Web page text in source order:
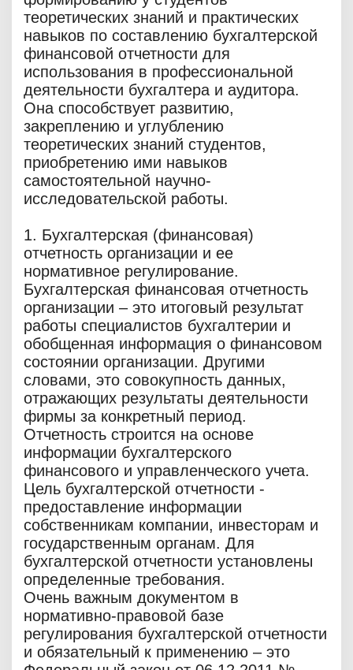
теоретических знаний и практических
навыков по составлению бухгалтерской
финансовой отчетности для
использования в профессиональной
деятельности бухгалтера и аудитора.
Она способствует развитию,
закреплению и углублению
теоретических знаний студентов,
приобретению ими навыков
самостоятельной научно-
исследовательской работы.
1. Бухгалтерская (финансовая)
отчетность организации и ее
нормативное регулирование.
Бухгалтерская финансовая отчетность
организации – это итоговый результат
работы специалистов бухгалтерии и
обобщенная информация о финансовом
состоянии организации. Другими
словами, это совокупность данных,
отражающих результаты деятельности
фирмы за конкретный период.
Отчетность строится на основе
информации бухгалтерского
финансового и управленческого учета.
Цель бухгалтерской отчетности -
предоставление информации
собственникам компании, инвесторам и
государственным органам. Для
бухгалтерской отчетности установлены
определенные требования.
Очень важным документом в
нормативно-правовой базе
регулирования бухгалтерской отчетности
и обязательный к применению – это